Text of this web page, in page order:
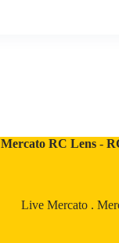
Mercato RC Lens-
Live Mercato .